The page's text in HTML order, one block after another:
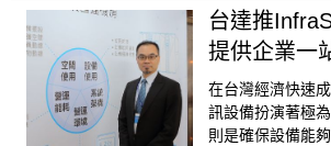
台達推
提供企業一
在台灣經濟快速
訊設備扮演著極
則是確保設備能